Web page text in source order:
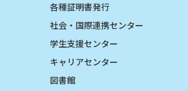
各種証明書発行
社会・国際連携センター
学生支援センター
キャリアセンター
図書館